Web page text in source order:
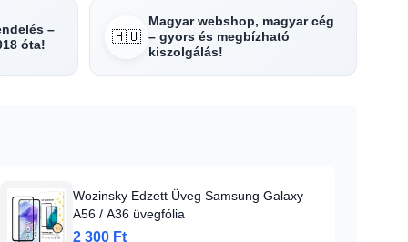
–
óta!
🇭🇺
Magyar webshop, magyar cég
– gyors és megbízható
kiszolgálás!
Wozinsky Edzett Üveg Samsung Galaxy
A56 / A36 üvegfólia
2 300 Ft